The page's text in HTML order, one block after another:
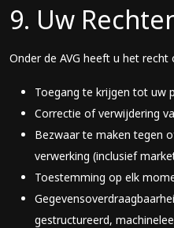
9. Uw
Onder de AVG heeft u het recht
Toegang te krijgen tot uw
Correctie of verwijdering
Bezwaar te maken tegen
verwerking (inclusief
Toestemming op elk
gestructureerd,